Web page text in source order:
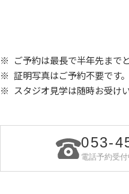
ご予約は最長で半年先まで
証明写真はご予約不要です
スタジオ見学は随時お受け
053-
電話予約受付